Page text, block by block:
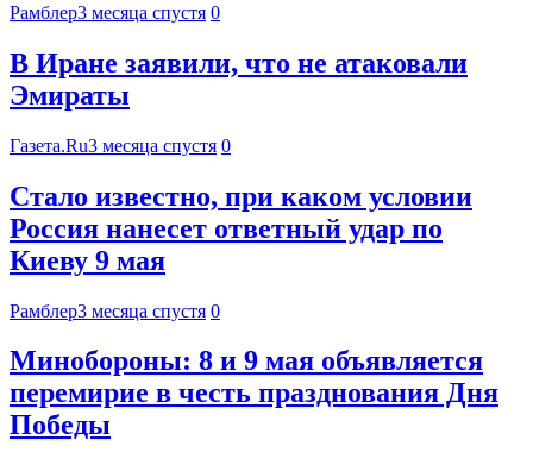
Рамблер3 месяца спустя 0
В Иране заявили, что не атаковали
Эмираты
Газета.Ru3 месяца спустя 0
Стало известно, при каком условии
Россия нанесет ответный удар по
Киеву 9 мая
Рамблер3 месяца спустя 0
Минобороны: 8 и 9 мая объявляется
перемирие в честь празднования Дня
Победы